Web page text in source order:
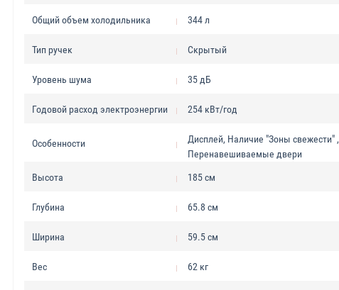
Общий объем холодильника 344 л
Тип ручек Скрытый
Уровень шума 35 дБ
Годовой расход электроэнергии 254 кВт/год
Особенности
Дисплей, Наличие "Зоны свежести" ,
Перенавешиваемые двери
Высота 185 см
Глубина 65.8 см
Ширина 59.5 см
Вес 62 кг